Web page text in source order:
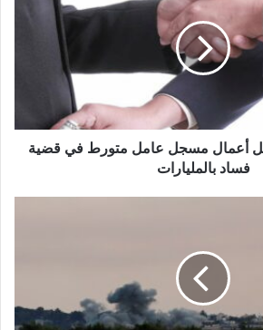
أعمال مسجل عامل متورط في قضية
فساد بالمليارات